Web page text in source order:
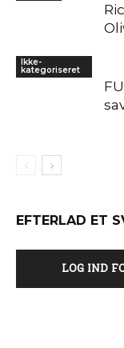
Ikke-
kategoriseret
EFTERLAD ET
LOG IND